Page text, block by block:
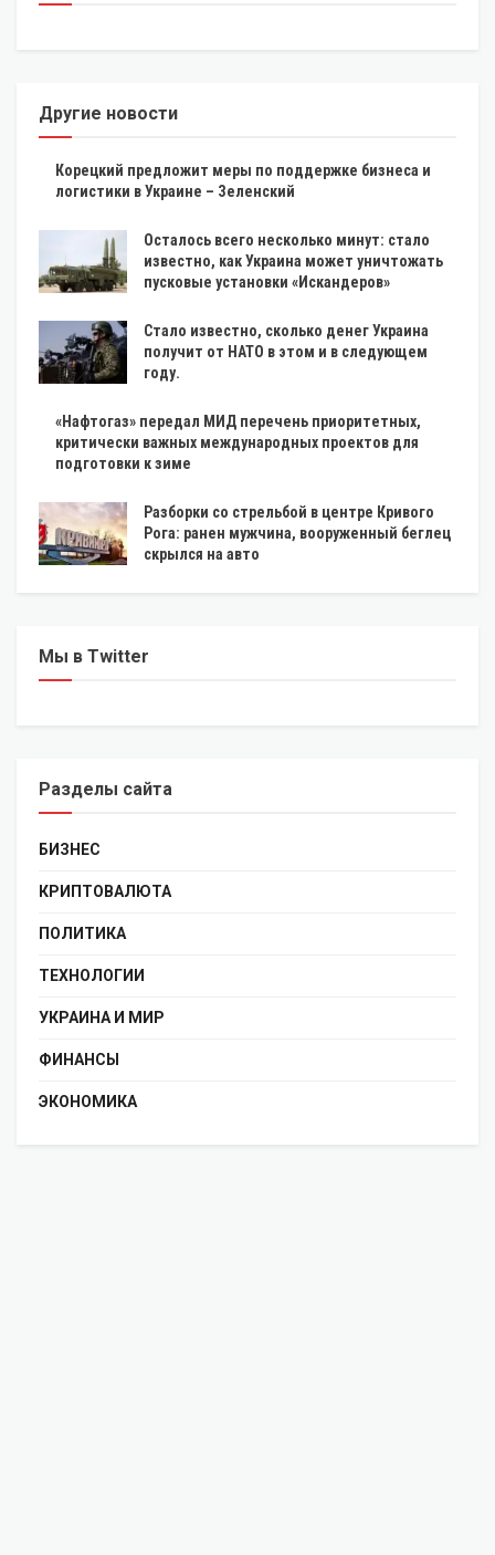
Другие новости
Корецкий предложит меры по поддержке бизнеса и
логистики в Украине – Зеленский
Осталось всего несколько минут: стало
известно, как Украина может уничтожать
пусковые установки «Искандеров»
Стало известно, сколько денег Украина
получит от НАТО в этом и в следующем
году.
«Нафтогаз» передал МИД перечень приоритетных,
критически важных международных проектов для
подготовки к зиме
Разборки со стрельбой в центре Кривого
Рога: ранен мужчина, вооруженный беглец
скрылся на авто
Мы в Twitter
Разделы сайта
БИЗНЕС
КРИПТОВАЛЮТА
ПОЛИТИКА
ТЕХНОЛОГИИ
УКРАИНА И МИР
ФИНАНСЫ
ЭКОНОМИКА